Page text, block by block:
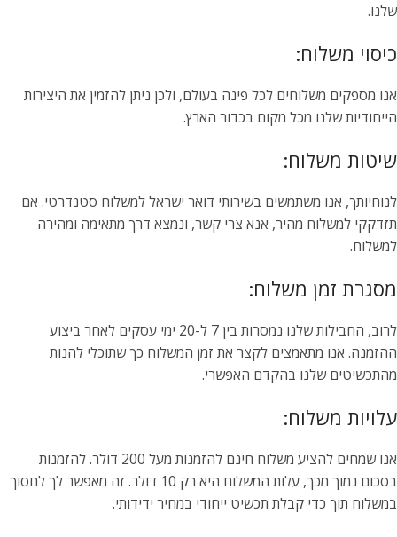
שלנו.
כיסוי משלוח:
אנו מספקים משלוחים לכל פינה בעולם, ולכן ניתן להזמין את היצירות
הייחודיות שלנו מכל מקום בכדור הארץ.
שיטות משלוח:
לנוחיותך, אנו משתמשים בשירותי דואר ישראל למשלוח סטנדרטי. אם
תזדקקי למשלוח מהיר, אנא צרי קשר, ונמצא דרך מתאימה ומהירה
למשלוח.
מסגרת זמן משלוח:
לרוב, החבילות שלנו נמסרות בין 7 ל-20 ימי עסקים לאחר ביצוע
ההזמנה. אנו מתאמצים לקצר את זמן המשלוח כך שתוכלי להנות
מהתכשיטים שלנו בהקדם האפשרי.
עלויות משלוח:
אנו שמחים להציע משלוח חינם להזמנות מעל 200 דולר. להזמנות
בסכום נמוך מכך, עלות המשלוח היא רק 10 דולר. זה מאפשר לך לחסוך
במשלוח תוך כדי קבלת תכשיט ייחודי במחיר ידידותי.